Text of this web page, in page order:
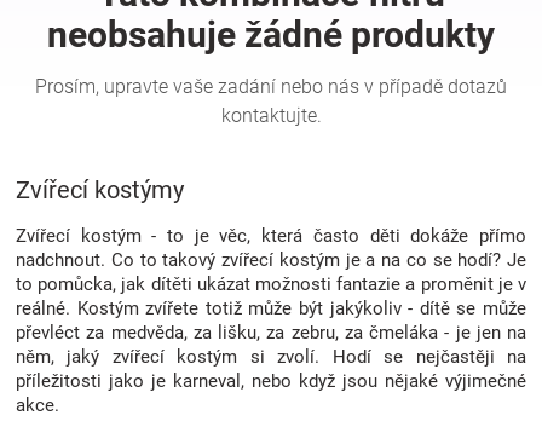
zábava
pro
děti
Těhotenské
Zvířecí kostýmy
Zvířecí kostým - to je věc, která často děti dokáže přímo
nadchnout. Co to takový zvířecí kostým je a na co se hodí? Je
to pomůcka, jak dítěti ukázat možnosti fantazie a proměnit je v
reálné. Kostým zvířete totiž může být jakýkoliv - dítě se může
převléct za medvěda, za lišku, za zebru, za čmeláka - je jen na
něm, jaký zvířecí kostým si zvolí. Hodí se nejčastěji na
příležitosti jako je karneval, nebo když jsou nějaké výjimečné
akce.